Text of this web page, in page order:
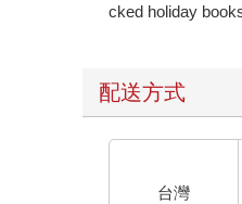
cked holiday
配送方式
台灣